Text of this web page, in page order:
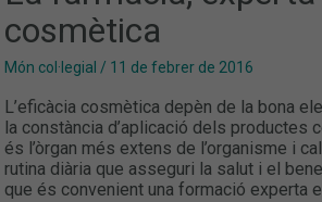
cosmètica
Món col·legial / 11 de febrer de 2016
L’eficàcia cosmètica depèn de la bona
la constància d’aplicació dels productes
és l’òrgan més extens de l’organisme i
rutina diària que asseguri la salut i el
que és convenient una formació experta